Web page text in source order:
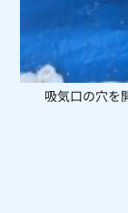
吸気口の穴を開